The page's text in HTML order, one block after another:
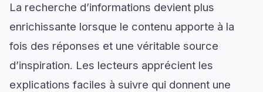
La recherche d’informations devient plus
enrichissante lorsque le contenu apporte à la
fois des réponses et une véritable source
d’inspiration. Les lecteurs apprécient les
explications faciles à suivre qui donnent une